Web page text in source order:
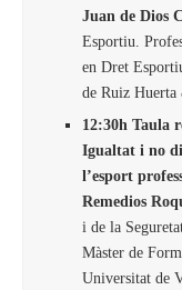
Juan de Dios
Esportiu.
en Dret
de Ruiz Huerta
12:30h Taula
Igualtat i no
l’esport
Remedios
i de la
Màster de
Universitat de